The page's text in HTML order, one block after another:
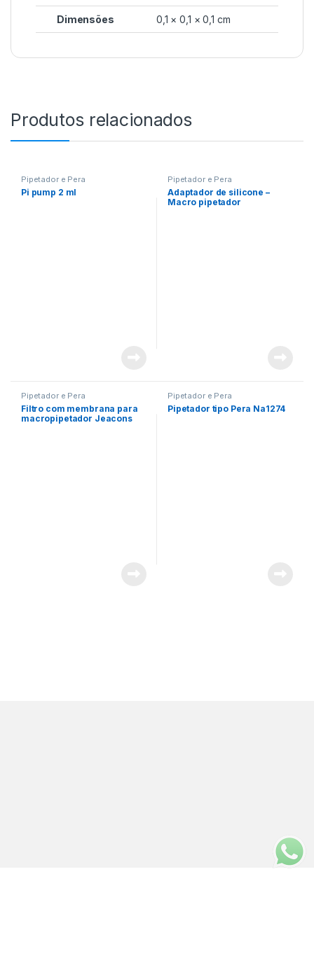
Dimensões 0,1 × 0,1 × 0,1 cm
Produtos relacionados
Pipetador e Pera
Pi pump 2 ml
Pipetador e Pera
Adaptador de silicone –
Macro pipetador
Pipetador e Pera
Filtro com membrana para
macropipetador Jeacons
Pipetador e Pera
Pipetador tipo Pera Na1274